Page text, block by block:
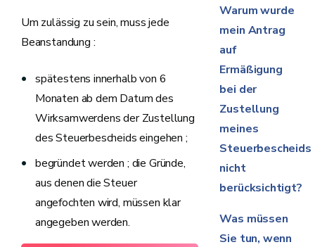
Um zulässig zu sein, muss jede
Beanstandung :
spätestens innerhalb von 6
Monaten ab dem Datum des
Wirksamwerdens der Zustellung
des Steuerbescheids eingehen ;
begründet werden ; die Gründe,
aus denen die Steuer
angefochten wird, müssen klar
angegeben werden.
Warum wurde
mein Antrag
auf
Ermäßigung
bei der
Zustellung
meines
Steuerbescheids
nicht
berücksichtigt?
Was müssen
Sie tun, wenn